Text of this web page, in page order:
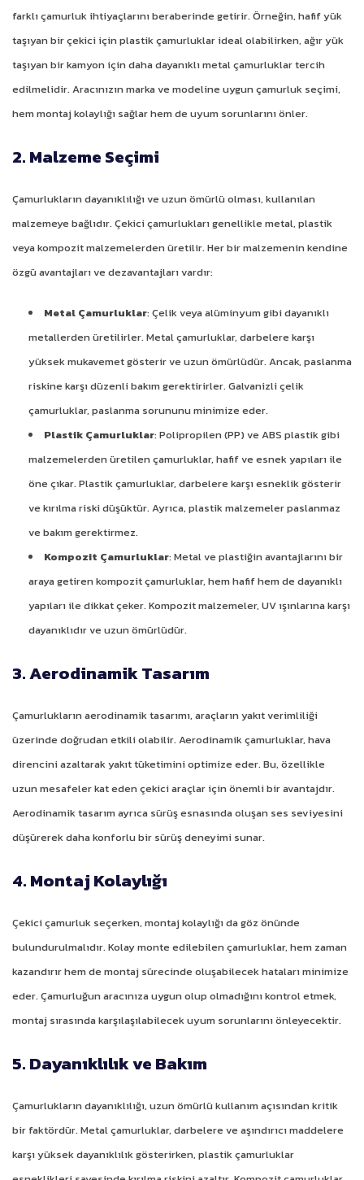
farklı çamurluk ihtiyaçlarını beraberinde getirir. Örneğin, hafif yük
taşıyan bir çekici için plastik çamurluklar ideal olabilirken, ağır yük
taşıyan bir kamyon için daha dayanıklı metal çamurluklar tercih
edilmelidir. Aracınızın marka ve modeline uygun çamurluk seçimi,
hem montaj kolaylığı sağlar hem de uyum sorunlarını önler.
2. Malzeme Seçimi
Çamurlukların dayanıklılığı ve uzun ömürlü olması, kullanılan
malzemeye bağlıdır. Çekici çamurlukları genellikle metal, plastik
veya kompozit malzemelerden üretilir. Her bir malzemenin kendine
özgü avantajları ve dezavantajları vardır:
Metal Çamurluklar: Çelik veya alüminyum gibi dayanıklı
metallerden üretilirler. Metal çamurluklar, darbelere karşı
yüksek mukavemet gösterir ve uzun ömürlüdür. Ancak, paslanma
riskine karşı düzenli bakım gerektirirler. Galvanizli çelik
çamurluklar, paslanma sorununu minimize eder.
Plastik Çamurluklar: Polipropilen (PP) ve ABS plastik gibi
malzemelerden üretilen çamurluklar, hafif ve esnek yapıları ile
öne çıkar. Plastik çamurluklar, darbelere karşı esneklik gösterir
ve kırılma riski düşüktür. Ayrıca, plastik malzemeler paslanmaz
ve bakım gerektirmez.
Kompozit Çamurluklar: Metal ve plastiğin avantajlarını bir
araya getiren kompozit çamurluklar, hem hafif hem de dayanıklı
yapıları ile dikkat çeker. Kompozit malzemeler, UV ışınlarına karşı
dayanıklıdır ve uzun ömürlüdür.
3. Aerodinamik Tasarım
Çamurlukların aerodinamik tasarımı, araçların yakıt verimliliği
üzerinde doğrudan etkili olabilir. Aerodinamik çamurluklar, hava
direncini azaltarak yakıt tüketimini optimize eder. Bu, özellikle
uzun mesafeler kat eden çekici araçlar için önemli bir avantajdır.
Aerodinamik tasarım ayrıca sürüş esnasında oluşan ses seviyesini
düşürerek daha konforlu bir sürüş deneyimi sunar.
4. Montaj Kolaylığı
Çekici çamurluk seçerken, montaj kolaylığı da göz önünde
bulundurulmalıdır. Kolay monte edilebilen çamurluklar, hem zaman
kazandırır hem de montaj sürecinde oluşabilecek hataları minimize
eder. Çamurluğun aracınıza uygun olup olmadığını kontrol etmek,
montaj sırasında karşılaşılabilecek uyum sorunlarını önleyecektir.
5. Dayanıklılık ve Bakım
Çamurlukların dayanıklılığı, uzun ömürlü kullanım açısından kritik
bir faktördür. Metal çamurluklar, darbelere ve aşındırıcı maddelere
karşı yüksek dayanıklılık gösterirken, plastik çamurluklar